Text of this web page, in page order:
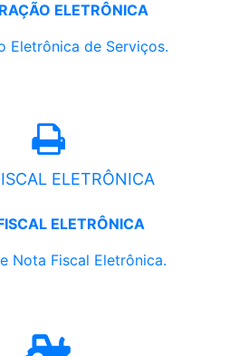
ELETRÔNICA
Eletrônica de Serviços.
ELETRÔNICA
ELETRÔNICA
Nota Fiscal Eletrônica.